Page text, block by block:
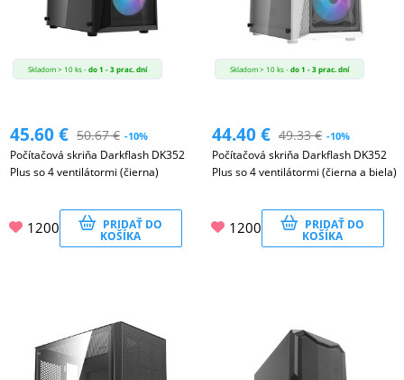
Skladom > 10 ks -do 1 - 3 prac. dní
45.60€ 50.67€ -10%
Počítačová skriňa Darkflash DK352
Plus so 4 ventilátormi (čierna)
1200 PRIDAŤ DO
KOŠÍKA
Skladom > 10 ks -do 1 - 3 prac. dní
44.40€ 49.33€ -10%
Počítačová skriňa Darkflash DK352
Plus so 4 ventilátormi (čierna a biela)
1200 PRIDAŤ DO
KOŠÍKA